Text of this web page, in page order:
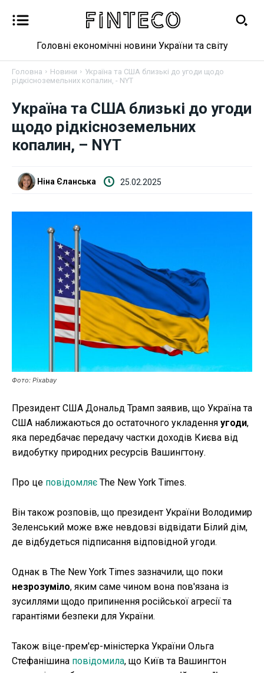
Новини
Бізнес
Криптовалюта
Робота і освіта
Публікації
ФОП
Курс валют
Головні економічні новини України та світу
Головна Новини
Україна та США близькі до угоди щодо
рідкісноземельних копалин, - NYT
Україна та США близькі до угоди
щодо рідкісноземельних
копалин, – NYT
Ніна Єланська 25.02.2025
Фото: Pixabay
Президент США Дональд Трамп заявив, що Україна та
США наближаються до остаточного укладення угоди,
яка передбачає передачу частки доходів Києва від
видобутку природних ресурсів Вашингтону.
Про це повідомляє The New York Times.
Він також розповів, що президент України Володимир
Зеленський може вже невдовзі відвідати Білий дім,
де відбудеться підписання відповідной угоди.
Однак в The New York Times зазначили, що поки
незрозуміло, яким саме чином вона пов'язана із
зусиллями щодо припинення російської агресії та
гарантіями безпеки для України.
Також віце-прем'єр-міністерка України Ольга
Стефанішина повідомила, що Київ та Вашингтон